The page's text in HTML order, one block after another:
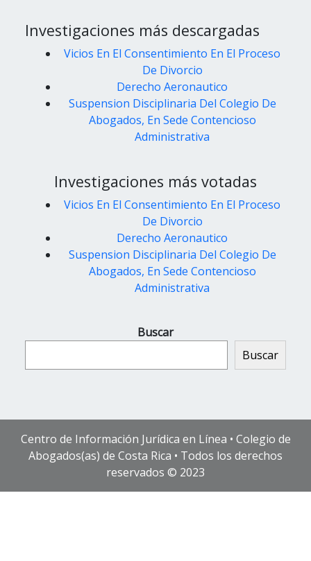
Investigaciones más descargadas
Vicios En El Consentimiento En El Proceso
De Divorcio
Derecho Aeronautico
Suspension Disciplinaria Del Colegio De
Abogados, En Sede Contencioso
Administrativa
Investigaciones más votadas
Vicios En El Consentimiento En El Proceso
De Divorcio
Derecho Aeronautico
Suspension Disciplinaria Del Colegio De
Abogados, En Sede Contencioso
Administrativa
Buscar
Buscar
Centro de Información Jurídica en Línea • Colegio de
Abogados(as) de Costa Rica • Todos los derechos
reservados © 2023